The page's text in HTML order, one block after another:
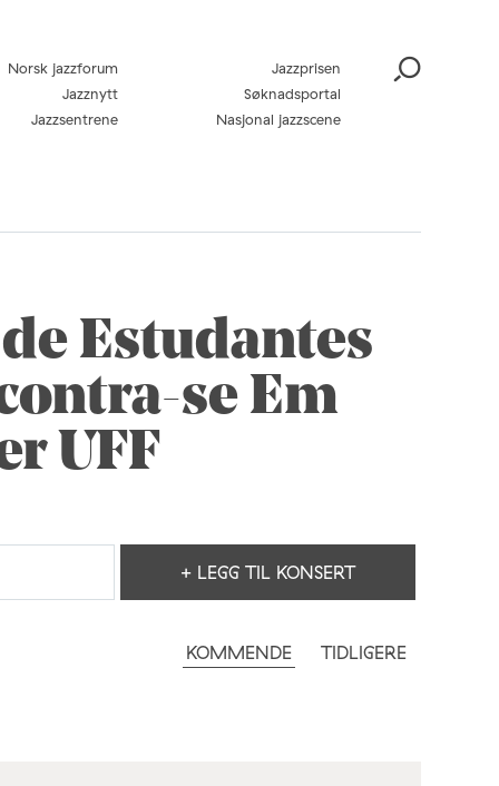
Norsk jazzforum
Jazzprisen
Jazznytt
Søknadsportal
Jazzsentrene
Nasjonal jazzscene
Estudantes
se Em
UFF
+ LEGG TIL KONSERT
KOMMENDE TIDLIGERE